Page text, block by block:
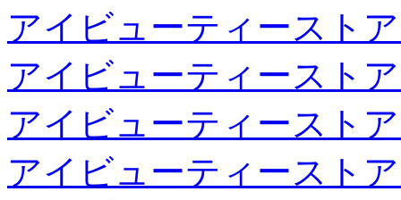
アイビューティースト
アイビューティースト
アイビューティースト
アイビューティースト